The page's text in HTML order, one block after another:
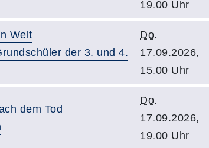
19.00 Uhr
Welt
der 3. und 4.
Do.
17.09.2026,
15.00 Uhr
dem Tod
Do.
17.09.2026,
19.00 Uhr